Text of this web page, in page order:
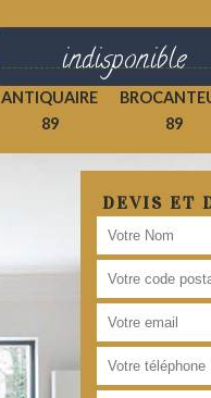
indisponible
ANTIQUAIRE
89
89
DEVIS ET